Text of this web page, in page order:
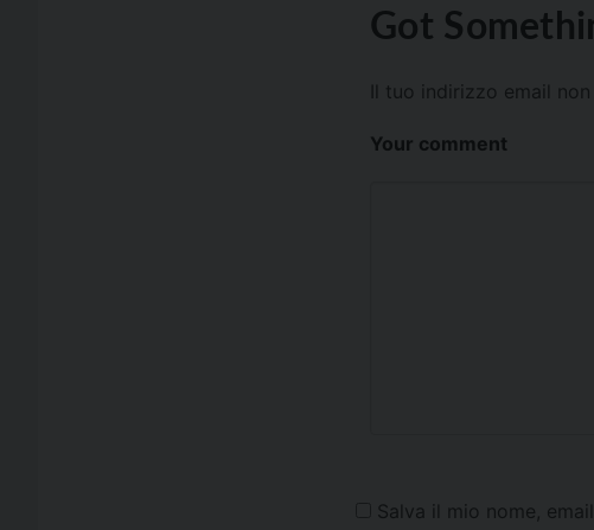
Got
Il tuo indirizzo email
Your comment
Salva il mio nome,